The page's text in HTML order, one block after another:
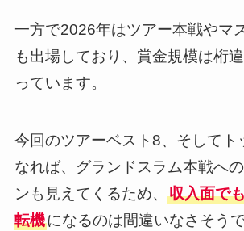
一方で2026年はツアー本戦やマ
も出場しており、賞金規模は桁
っています。
今回のツアーベスト8、そしてト
なれば、グランドスラム本戦へ
ンも見えてくるため、 収入面で
転機になるのは間違いなさそうで